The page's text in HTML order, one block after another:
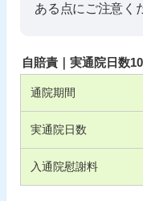
ある点にご注意く
自賠責｜実通院日数
通院期間
実通院日数
入通院慰謝料